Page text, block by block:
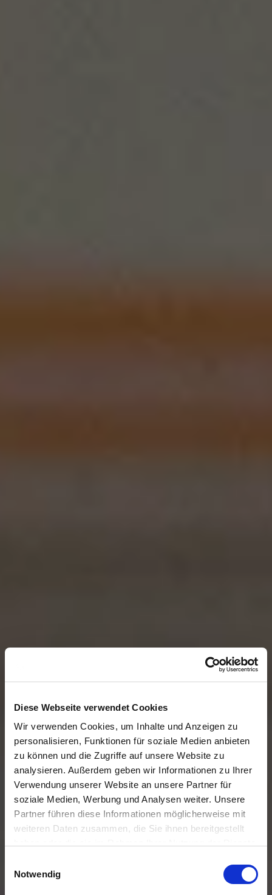
Diese Webseite verwendet Cookies
Wir verwenden Cookies, um Inhalte und Anzeigen zu
personalisieren, Funktionen für soziale Medien anbieten
zu können und die Zugriffe auf unsere Website zu
analysieren. Außerdem geben wir Informationen zu Ihrer
Verwendung unserer Website an unsere Partner für
soziale Medien, Werbung und Analysen weiter. Unsere
Partner führen diese Informationen möglicherweise mit
weiteren Daten zusammen, die Sie ihnen bereitgestellt
Notwendig
KABEL FÜR ALLE FÄLLE
Meterware